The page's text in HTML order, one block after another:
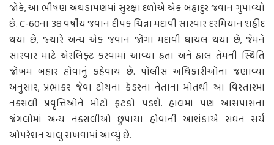
જોકે, આ ભીષણ અથડામણમાં સુરક્ષા દળોએ એક બહાદુર જવાન ગુમાવ્યો
છે. C-60ના 38 વર્ષીય જવાન દીપક ચિન્ના મદાવી સારવાર દરમિયાન શહીદ
થયા છે, જ્યારે અન્ય એક જવાન જોગા મદાવી ઘાયલ થયા છે, જેમને
સારવાર માટે એરલિફ્ટ કરવામાં આવ્યા હતા અને હાલ તેમની સ્થિતિ
જોખમ બહાર હોવાનું કહેવાય છે. પોલીસ અધિકારીઓના જણાવ્યા
અનુસાર, પ્રભાકર જેવા ટોચના કેડરના નેતાના મોતથી આ વિસ્તારમાં
નક્સલી પ્રવૃત્તિઓને મોટો ફટકો પડશે. હાલમાં પણ આસપાસના
જંગલોમાં અન્ય નક્સલીઓ છુપાયા હોવાની આશંકાએ સઘન સર્ચ
ઓપરેશન ચાલુ રાખવામાં આવ્યું છે.